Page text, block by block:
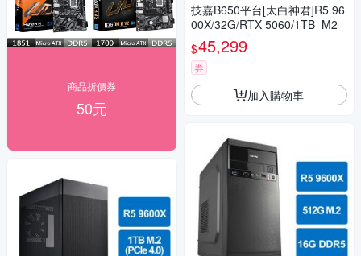
商品折價券
50元
技嘉B650平台[太白神君]R5 96
00X/32G/RTX 5060/1TB_M2
$45,299
券
加入購物車